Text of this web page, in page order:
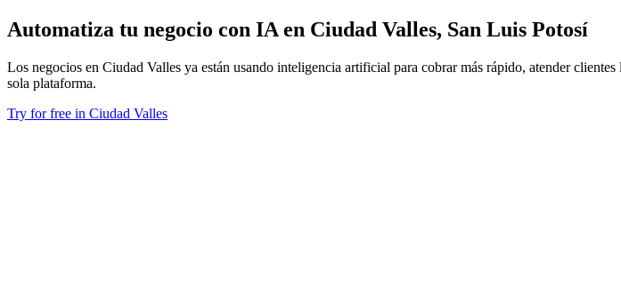
Automatiza tu negocio con IA en Ciudad Valles, San Luis Potosí
Los negocios en Ciudad Valles ya están usando inteligencia artificial para cobrar más rápido, atender
sola plataforma.
Try for free in Ciudad Valles